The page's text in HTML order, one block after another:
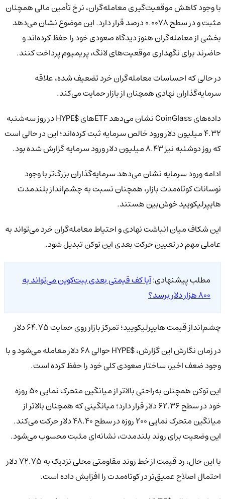
با وجود کاهش موقعیت‌گیری معامله‌گران، نرخ تأمین مالی همچنان
مثبت و در سطح 0.0078 درصد قرار دارد. این موضوع نشان می‌دهد
بخشی از معامله‌گران هنوز دیدگاه صعودی خود را حفظ کرده‌اند و
حاضرند برای نگهداری موقعیت‌های لانگ، پریمیوم پرداخت کنند.
در حالی که احساسات معامله‌گران خرد تضعیف شده، علاقه
سرمایه‌گذاران نهادی همچنان از بازار حمایت می‌کند.
داده‌های CoinGlass نشان می‌دهد ETFهای $HYPE در روز سه‌شنبه
4.32 میلیون دلار ورود خالص سرمایه ثبت کرده‌اند؛ این در حالی است
که روز دوشنبه نیز 8.43 میلیون دلار ورود سرمایه گزارش شده بود.
ادامه ورود سرمایه نشان می‌دهد سرمایه‌گذاران بزرگ‌تر با وجود
نوسانات کوتاه‌مدت بازار، همچنان نسبت به چشم‌انداز بلندمدت
هایپرلیکویید خوش‌بین هستند.
این شکاف میان انباشت نهادی و احتیاط معامله‌گران خرد می‌تواند به
عاملی مهم در تعیین حرکت بعدی این توکن تبدیل شود.
مطلب پیشنهادی:آیا کف قیمتی بعدی بیت‌کوین می‌تواند به
۸۰۰ هزار دلار برسد؟
چشم‌انداز قیمت هایپرلیکویید؛ تمرکز بازار روی حمایت 64.75 دلار
در زمان نگارش این گزارش، $HYPE حوالی 68 دلار معامله می‌شود و با
وجود ضعف اخیر، ساختار صعودی کلی خود را حفظ کرده است.
این توکن همچنان به‌راحتی بالاتر از میانگین متحرک نمایی 50 روزه
خود در سطح 62.36 دلار قرار دارد؛ میانگینی که همچنان بالاتر از
میانگین متحرک نمایی 200 روزه در سطح 48.40 دلار حرکت می‌کند.
این وضعیت برای روند بلندمدت، نشانه‌ای مثبت محسوب می‌شود.
با این حال، رد قیمت از خط روند مقاومتی محلی نزدیک به 72.75 دلار
احتمال اصلاح عمیق‌تر در کوتاه‌مدت را افزایش داده است.